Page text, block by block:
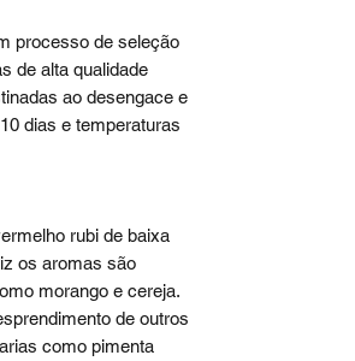
processo de seleção
de alta qualidade
ao desengace e
dias e temperaturas
rubi de baixa
os aromas são
morango e cereja.
de outros
como pimenta